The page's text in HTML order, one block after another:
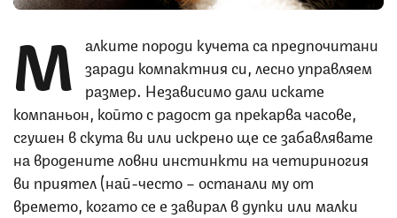
М
алките породи кучета са предпочитани
заради компактния си, лесно управляем
размер. Независимо дали искате
компаньон, който с радост да прекарва часове,
сгушен в скута ви или искрено ще се забавлявате
на вродените ловни инстинкти на четириногия
ви приятел (най-често – останали му от
времето, когато се е завирал в дупки или малки